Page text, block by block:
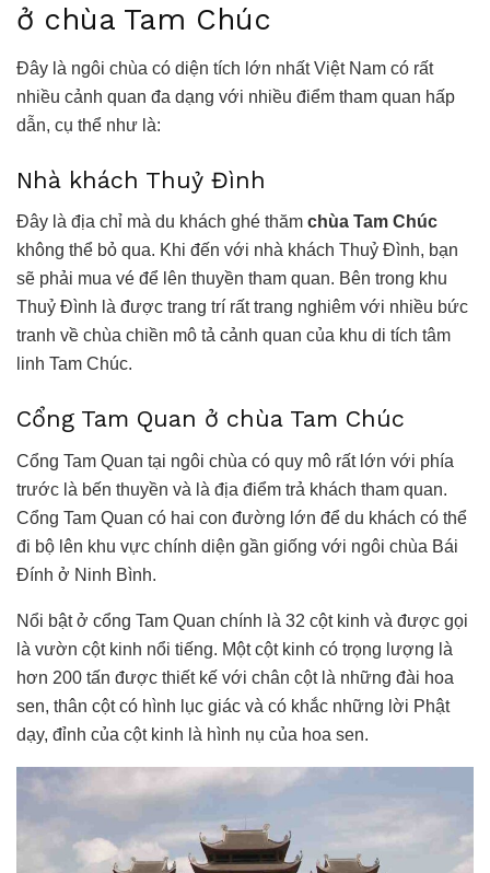
ở chùa Tam Chúc
Đây là ngôi chùa có diện tích lớn nhất Việt Nam có rất
nhiều cảnh quan đa dạng với nhiều điểm tham quan hấp
dẫn, cụ thể như là:
Nhà khách Thuỷ Đình
Đây là địa chỉ mà du khách ghé thăm chùa Tam Chúc
không thể bỏ qua. Khi đến với nhà khách Thuỷ Đình, bạn
sẽ phải mua vé để lên thuyền tham quan. Bên trong khu
Thuỷ Đình là được trang trí rất trang nghiêm với nhiều bức
tranh về chùa chiền mô tả cảnh quan của khu di tích tâm
linh Tam Chúc.
Cổng Tam Quan ở chùa Tam Chúc
Cổng Tam Quan tại ngôi chùa có quy mô rất lớn với phía
trước là bến thuyền và là địa điểm trả khách tham quan.
Cổng Tam Quan có hai con đường lớn để du khách có thể
đi bộ lên khu vực chính diện gần giống với ngôi chùa Bái
Đính ở Ninh Bình.
Nổi bật ở cổng Tam Quan chính là 32 cột kinh và được gọi
là vườn cột kinh nổi tiếng. Một cột kinh có trọng lượng là
hơn 200 tấn được thiết kế với chân cột là những đài hoa
sen, thân cột có hình lục giác và có khắc những lời Phật
dạy, đỉnh của cột kinh là hình nụ của hoa sen.